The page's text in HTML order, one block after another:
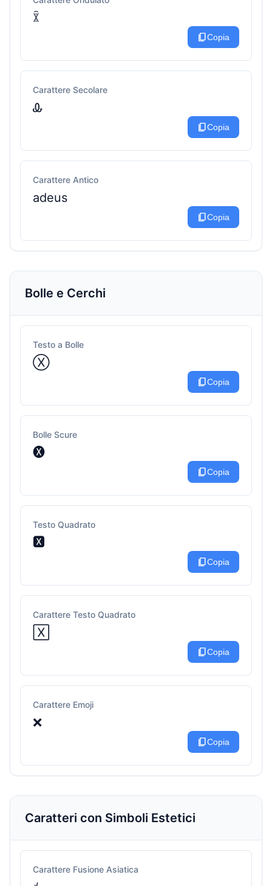
ꇒ
content_copyCopia
Carattere Secolare
Ꮂ
content_copyCopia
Carattere Antico
adeus
content_copyCopia
Bolle e Cerchi
Testo a Bolle
Ⓧ
content_copyCopia
Bolle Scure
🅧
content_copyCopia
Testo Quadrato
🆇
content_copyCopia
Carattere Testo Quadrato
🅇
content_copyCopia
Carattere Emoji
❌
content_copyCopia
Caratteri con Simboli Estetici
Carattere Fusione Asiatica